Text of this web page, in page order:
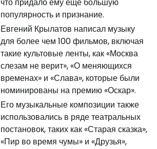
популярность и признание.
Евгений Крылатов написал музыку
для более чем 100 фильмов, включая
такие культовые ленты, как «Москва
слезам не верит», «О меняющихся
временах» и «Слава», которые были
номинированы на премию «Оскар».
Его музыкальные композиции также
использовались в ряде театральных
постановок, таких как «Старая сказка»,
«Пир во время чумы» и «Друзья»,